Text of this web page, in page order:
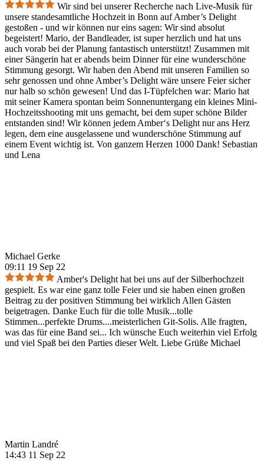
Wir sind bei unserer Recherche nach Live-Musik für
unsere standesamtliche Hochzeit in Bonn auf Amber’s Delight
gestoßen - und wir können nur eins sagen: Wir sind absolut
begeistert! Mario, der Bandleader, ist super herzlich und hat uns
auch vorab bei der Planung fantastisch unterstützt! Zusammen mit
einer Sängerin hat er abends beim Dinner für eine wunderschöne
Stimmung gesorgt. Wir haben den Abend mit unseren Familien so
sehr genossen und ohne Amber’s Delight wäre unsere Feier sicher
nur halb so schön gewesen! Und das I-Tüpfelchen war: Mario hat
mit seiner Kamera spontan beim Sonnenuntergang ein kleines Mini-
Hochzeitsshooting mit uns gemacht, bei dem super schöne Bilder
entstanden sind! Wir können jedem Amber‘s Delight nur ans Herz
legen, dem eine ausgelassene und wunderschöne Stimmung auf
einem Event wichtig ist. Von ganzem Herzen 1000 Dank! Sebastian
und Lena
Michael Gerke
09:11 19 Sep 22
Amber's Delight hat bei uns auf der Silberhochzeit
gespielt. Es war eine ganz tolle Feier und sie haben einen großen
Beitrag zu der positiven Stimmung bei wirklich Allen Gästen
beigetragen. Danke Euch für die tolle Musik...tolle
Stimmen...perfekte Drums....meisterlichen Git-Solis. Alle fragten,
was das für eine Band sei... Ich wünsche Euch weiterhin viel Erfolg
und viel Spaß bei den Parties dieser Welt. Liebe Grüße Michael
Martin Landré
14:43 11 Sep 22